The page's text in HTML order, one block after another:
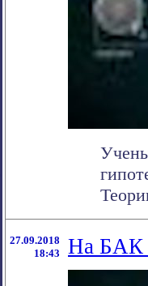
27.09.2018
18:43
На БАК